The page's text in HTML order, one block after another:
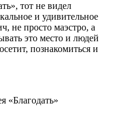
тот не видел
и удивительное
не просто маэстро, а
это место и людей
познакомиться и
«Благодать»